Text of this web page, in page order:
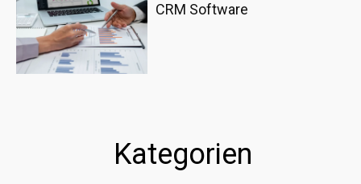
CRM Software
Kategorien